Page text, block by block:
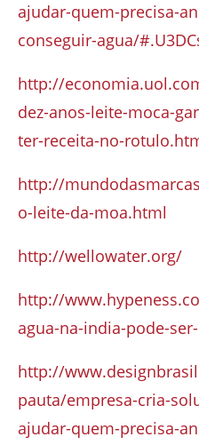
ajudar-quem-precisa-
conseguir-agua/
http://
dez-anos-leite-moca-
ter-receita-no-
http://
o-leite-da-moa.html
http://wellowater.org/
http://
agua-na-india-pode-
http://
pauta/empresa-cria-
ajudar-quem-precisa-